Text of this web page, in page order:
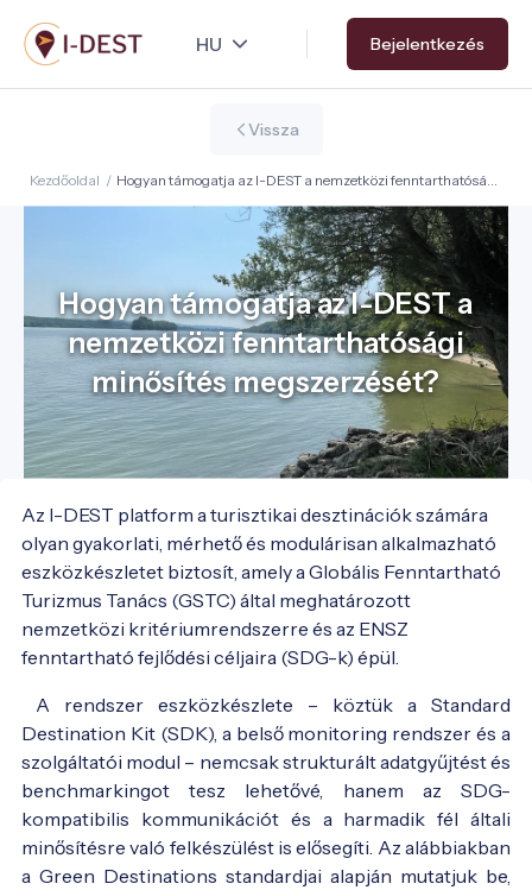
Ugrás
a
tartalomra
Bejelentkezés
Vissza
Kezdőoldal / Hogyan támogatja az I-DEST a nemzetközi fenntarthatósági
minősítés megszerzését?
Hogyan támogatja az I-DEST a
nemzetközi fenntarthatósági
minősítés megszerzését?
Az I-DEST platform a turisztikai desztinációk számára
olyan gyakorlati, mérhető és modulárisan alkalmazható
eszközkészletet biztosít, amely a Globális Fenntartható
Turizmus Tanács (GSTC) által meghatározott
nemzetközi kritériumrendszerre és az ENSZ
fenntartható fejlődési céljaira (SDG-k) épül.
A rendszer eszközkészlete – köztük a Standard
Destination Kit (SDK), a belső monitoring rendszer és a
szolgáltatói modul – nemcsak strukturált adatgyűjtést és
benchmarkingot tesz lehetővé, hanem az SDG-
kompatibilis kommunikációt és a harmadik fél általi
minősítésre való felkészülést is elősegíti. Az alábbiakban
a Green Destinations standardjai alapján mutatjuk be,